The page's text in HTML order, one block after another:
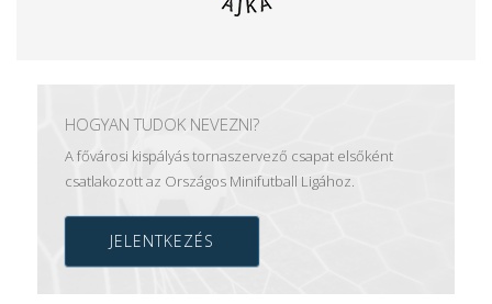
HOGYAN TUDOK NEVEZNI?
A fővárosi kispályás tornaszervező csapat elsőként
csatlakozott az Országos Minifutball Ligához.
JELENTKEZÉS